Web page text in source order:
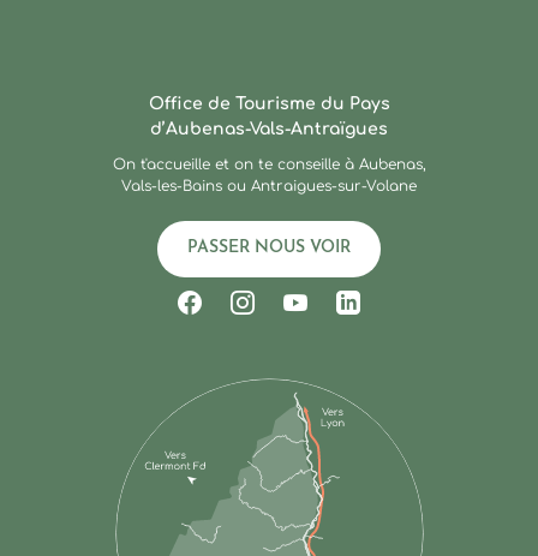
Office de Tourisme du Pays
d’Aubenas-Vals-Antraïgues
On t'accueille et on te conseille à Aubenas,
Vals-les-Bains ou Antraigues-sur-Volane
PASSER NOUS VOIR
Suivez-nous sur Facebook
Suivez-nous sur Instagram
Suivez-nous sur
Suivez-nous sur